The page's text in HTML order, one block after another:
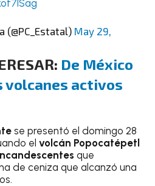
(@PC_Estatal) May 29,
De México
volcanes activos
se presentó el domingo 28
elvolcán Popocatépetl
que
de ceniza que alcanzó una